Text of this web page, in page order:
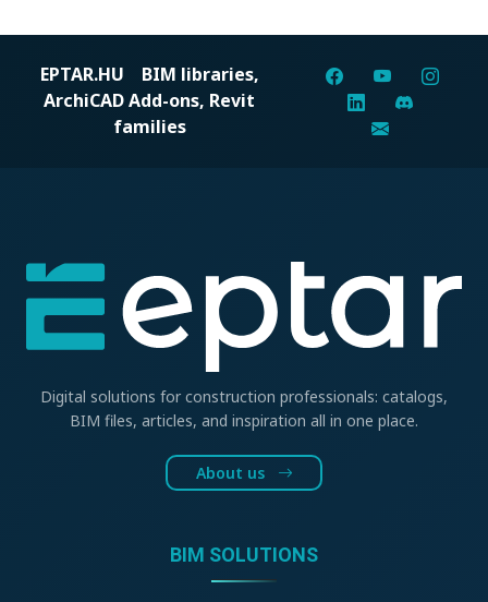
EPTAR.HU BIM libraries,
ArchiCAD Add-ons, Revit
families
Digital solutions for construction professionals: catalogs,
BIM files, articles, and inspiration all in one place.
About us
BIM SOLUTIONS